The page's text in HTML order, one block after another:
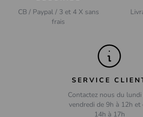
CB / Paypal / 3 et 4 X sans
frais
SERVICE
Contactez nous du lundi
vendredi de 9h à 12h et
14h à 17h